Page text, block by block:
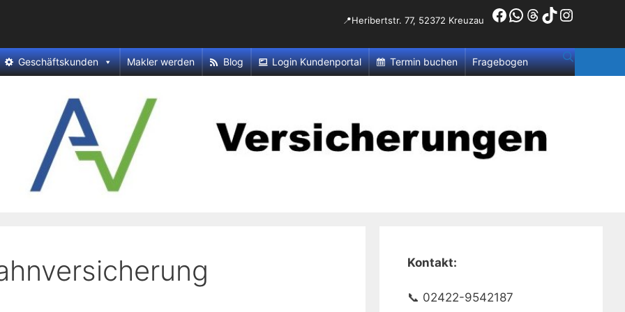
📍Heribertstr. 77, 52372 Kreuzau Facebook
WhatsApp
Threads
TikTok
Geschäftskunden Makler werden Blog Login Kundenportal Termin buchen Fragebogen
Kontakt:
📞 02422-9542187